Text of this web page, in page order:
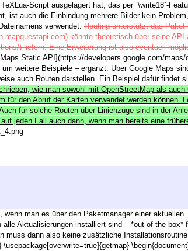
Script ausgelagert hat, das per `\write18`-
ist auch die Einbindung mehrere Bilder kein
verwendet. Routing unterstützt das
könnte theoretisch über seine
) liefern. Eine Erweiterung ist also eventuell
Static API](https://developers.google.com/
weitere Beispiele – ergänzt. Über Google Maps
auch Routen darstellen. Ein Beispiel dafür findet
wie man sowohl mit OpenStreetMap als
für den Abruf der Karten verwendet werden
für solche Routen über Linienzüge sind in der
jeden Fall auch dann, wenn man bereits eine
wenn man es über den Paketmanager einer
Aktualisierungen installiert sind – *out of the
muss dann also keine zusätzliche